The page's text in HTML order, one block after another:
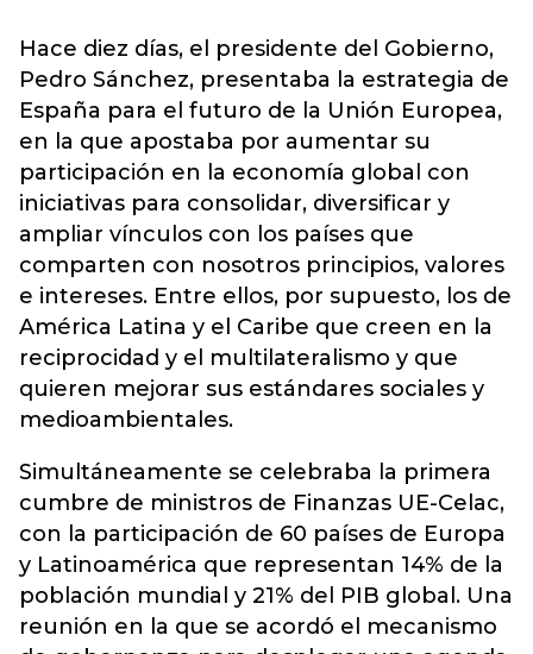
Hace diez días, el presidente del Gobierno,
Pedro Sánchez, presentaba la estrategia de
España para el futuro de la Unión Europea,
en la que apostaba por aumentar su
participación en la economía global con
iniciativas para consolidar, diversificar y
ampliar vínculos con los países que
comparten con nosotros principios, valores
e intereses. Entre ellos, por supuesto, los de
América Latina y el Caribe que creen en la
reciprocidad y el multilateralismo y que
quieren mejorar sus estándares sociales y
medioambientales.
Simultáneamente se celebraba la primera
cumbre de ministros de Finanzas UE-Celac,
con la participación de 60 países de Europa
y Latinoamérica que representan 14% de la
población mundial y 21% del PIB global. Una
reunión en la que se acordó el mecanismo